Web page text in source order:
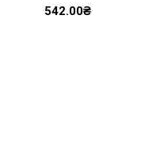
542.00₴